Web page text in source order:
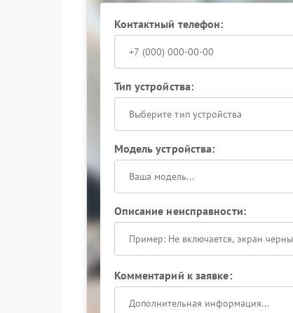
Контактный телефон:
Тип устройства:
Выберите тип устройства
Модель устройства:
Описание неисправности:
Комментарий к заявке: